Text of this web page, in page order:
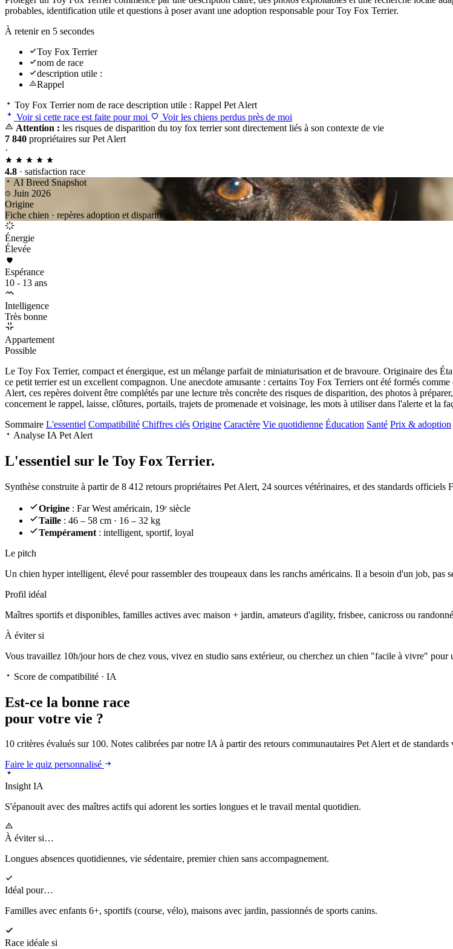
probables, identification utile et questions à poser avant une adoption responsable pour Toy Fox Terrier.
À retenir en 5 secondes
Toy Fox Terrier
nom de race
description utile :
Rappel
Toy Fox Terriernom de race description utile : Rappel Pet Alert
Voir si cette race est faite pour moi
Voir les chiens perdus près de moi
Attention : les risques de disparition du toy fox terrier sont directement liés à son contexte de vie
7 840 propriétaires sur Pet Alert
·
4.8 · satisfaction race
AI Breed Snapshot
Juin 2026
Origine
Fiche chien · repères adoption et disparition
Énergie
Élevée
Espérance
10 - 13 ans
Intelligence
Très bonne
Appartement
Possible
Le Toy Fox Terrier, compact et énergique, est un mélange parfait de miniaturisation et de bravoure. Originaire des
ce petit terrier est un excellent compagnon. Une anecdote amusante : certains Toy Fox Terriers ont été formés
Alert, ces repères doivent être complétés par une lecture très concrète des risques de disparition, des photos à
concernent le rappel, laisse, clôtures, portails, trajets de promenade et voisinage, les mots à utiliser dans l'alerte et la
Sommaire L'essentiel Compatibilité Chiffres clés Origine Caractère Vie quotidienne Éducation Santé Prix & adoption
Analyse IA Pet Alert
L'essentiel sur le Toy Fox Terrier.
Synthèse construite à partir de 8 412 retours propriétaires Pet Alert, 24 sources vétérinaires, et des standards
Origine : Far West américain, 19ᵉ siècle
Taille : 46 – 58 cm · 16 – 32 kg
Tempérament : intelligent, sportif, loyal
Le pitch
Un chien hyper intelligent, élevé pour rassembler des troupeaux dans les ranchs américains. Il a besoin d'un job, pas
Profil idéal
Maîtres sportifs et disponibles, familles actives avec maison + jardin, amateurs d'agility, frisbee, canicross ou
À éviter si
Vous travaillez 10h/jour hors de chez vous, vivez en studio sans extérieur, ou cherchez un chien "facile à vivre" pour
Score de compatibilité · IA
Est-ce la bonne race
pour votre vie ?
10 critères évalués sur 100. Notes calibrées par notre IA à partir des retours communautaires Pet Alert et de standards
Faire le quiz personnalisé
Insight IA
S'épanouitavec des maîtres actifs qui adorent les sorties longues et le travail mental quotidien.
À éviter si…
Longues absences quotidiennes, vie sédentaire, premier chien sans accompagnement.
Idéal pour…
Familles avec enfants 6+, sportifs (course, vélo), maisons avec jardin, passionnés de sports canins.
Race idéale si